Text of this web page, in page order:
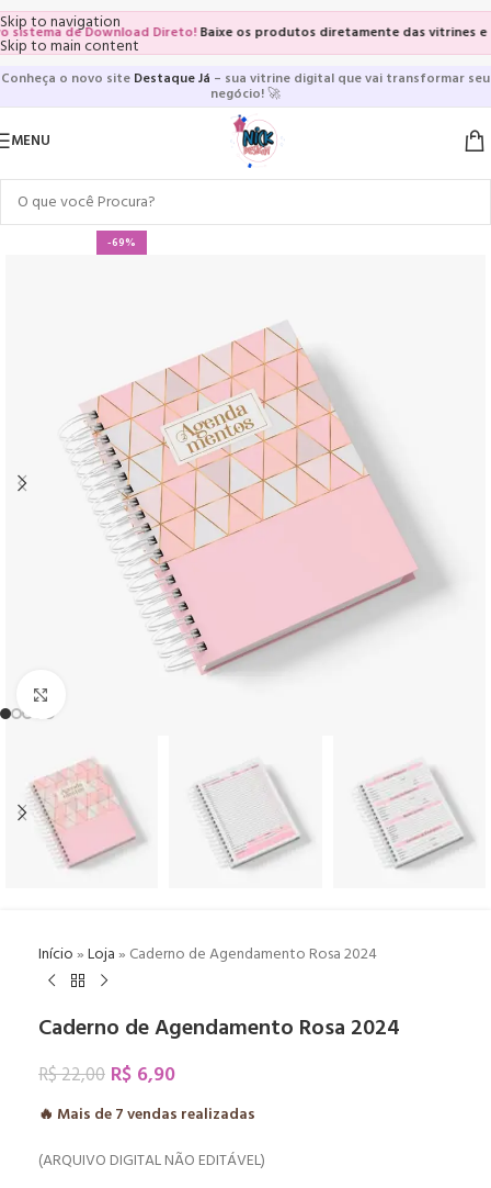
Skip to navigation
Skip to main content
de Download Direto!Baixe os produtos diretamente das vitrines e
Conheça o novo site Destaque Já – sua vitrine digital que vai transformar seu
negócio!🚀
MENU
-69%
Início»Loja» Caderno de Agendamento Rosa 2024
Caderno de Agendamento Rosa 2024
R$22,00 R$ 6,90
🔥 Mais de7vendas realizadas
(ARQUIVO DIGITAL NÃO EDITÁVEL)